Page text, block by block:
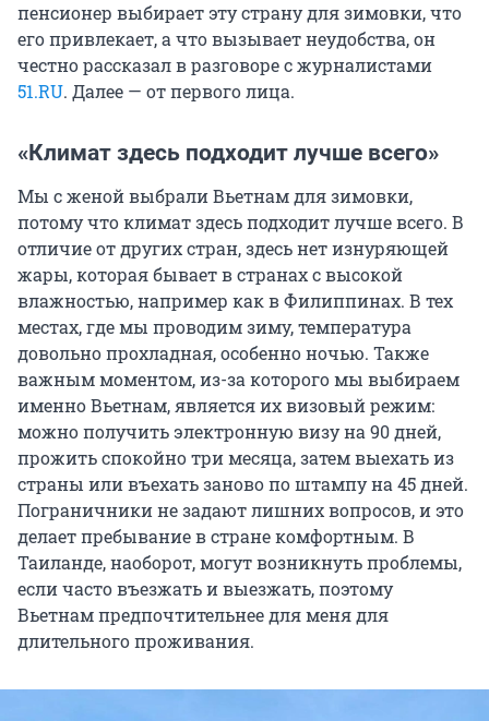
пенсионер выбирает эту страну для зимовки, что
его привлекает, а что вызывает неудобства, он
честно рассказал в разговоре с журналистами
51.RU. Далее — от первого лица.
«Климат здесь подходит лучше всего»
Мы с женой выбрали Вьетнам для зимовки,
потому что климат здесь подходит лучше всего. В
отличие от других стран, здесь нет изнуряющей
жары, которая бывает в странах с высокой
влажностью, например как в Филиппинах. В тех
местах, где мы проводим зиму, температура
довольно прохладная, особенно ночью. Также
важным моментом, из-за которого мы выбираем
именно Вьетнам, является их визовый режим:
можно получить электронную визу на 90 дней,
прожить спокойно три месяца, затем выехать из
страны или въехать заново по штампу на 45 дней.
Пограничники не задают лишних вопросов, и это
делает пребывание в стране комфортным. В
Таиланде, наоборот, могут возникнуть проблемы,
если часто въезжать и выезжать, поэтому
Вьетнам предпочтительнее для меня для
длительного проживания.